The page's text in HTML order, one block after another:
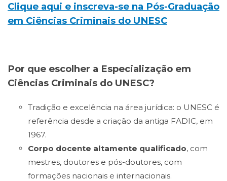
Clique aqui e inscreva-se na Pós-Graduação
em Ciências Criminais do UNESC
Por que escolher a Especialização em
Ciências Criminais do UNESC?
Tradição e excelência na área jurídica: o UNESC é
referência desde a criação da antiga FADIC, em
1967.
Corpo docente altamente qualificado, com
mestres, doutores e pós-doutores, com
formações nacionais e internacionais.